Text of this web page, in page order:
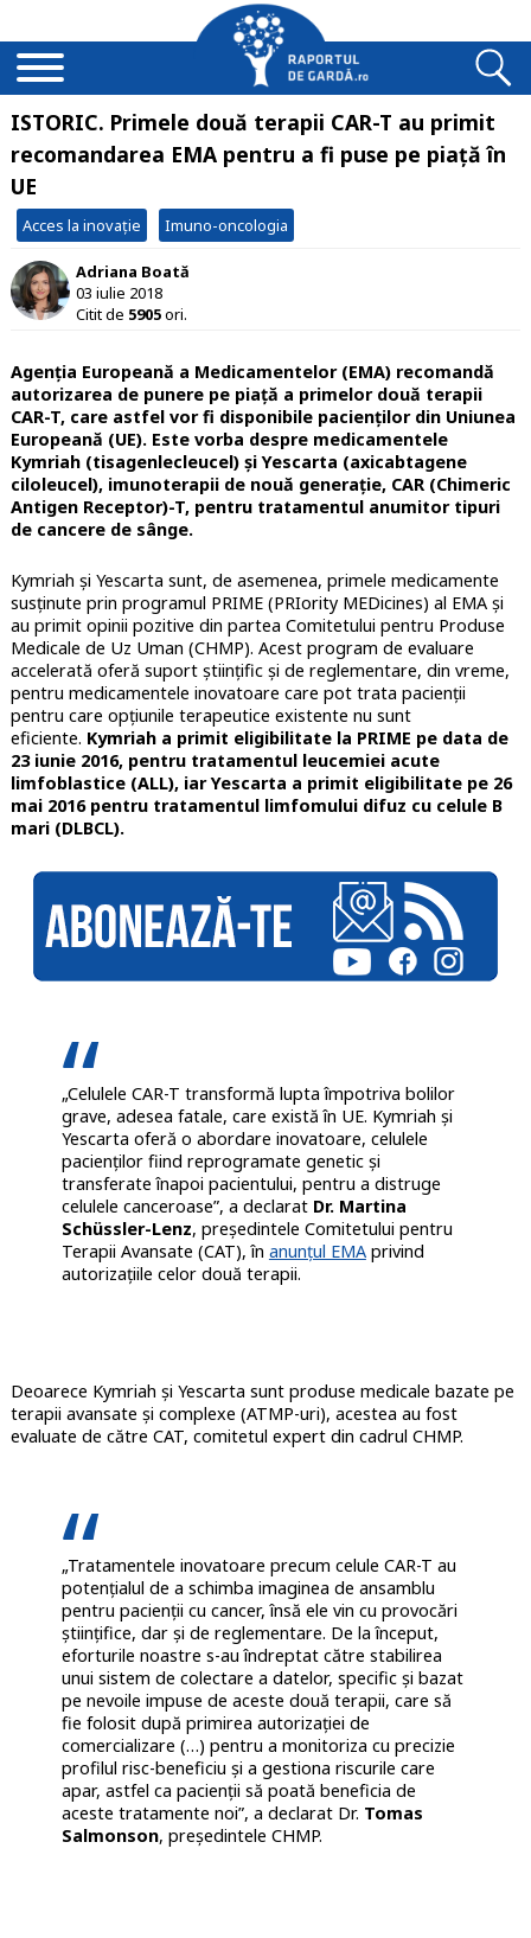
ISTORIC. Primele două terapii CAR-T au primit
recomandarea EMA pentru a fi puse pe piață în
UE
Acces la inovație Imuno-oncologia
Adriana Boată
03 iulie 2018
Citit de 5905ori.
Agenția Europeană a Medicamentelor (EMA) recomandă
autorizarea de punere pe piață a primelor două terapii
CAR-T, care astfel vor fi disponibile pacienților din Uniunea
Europeană (UE). Este vorba despre medicamentele
Kymriah (tisagenlecleucel) și Yescarta (axicabtagene
ciloleucel), imunoterapii de nouă generație, CAR (Chimeric
Antigen Receptor)-T, pentru tratamentul anumitor tipuri
de cancere de sânge.
Kymriah și Yescarta sunt, de asemenea, primele medicamente
susținute prin programul PRIME (PRIority MEDicines) al EMA și
au primit opinii pozitive din partea Comitetului pentru Produse
Medicale de Uz Uman (CHMP). Acest program de evaluare
accelerată oferă suport științific și de reglementare, din vreme,
pentru medicamentele inovatoare care pot trata pacienții
pentru care opțiunile terapeutice existente nu sunt
eficiente. Kymriah a primit eligibilitate la PRIME pe data de
23 iunie 2016, pentru tratamentul leucemiei acute
limfoblastice (ALL), iar Yescarta a primit eligibilitate pe 26
mai 2016 pentru tratamentul limfomului difuz cu celule B
mari (DLBCL).
„Celulele CAR-T transformă lupta împotriva bolilor
grave, adesea fatale, care există în UE. Kymriah și
Yescarta oferă o abordare inovatoare, celulele
pacienților fiind reprogramate genetic și
transferate înapoi pacientului, pentru a distruge
celulele canceroase”, a declarat Dr. Martina
Schüssler-Lenz, președintele Comitetului pentru
Terapii Avansate (CAT), în anunțul EMAprivind
autorizațiile celor două terapii.
Deoarece Kymriah și Yescarta sunt produse medicale bazate pe
terapii avansate și complexe (ATMP-uri), acestea au fost
evaluate de către CAT, comitetul expert din cadrul CHMP.
„Tratamentele inovatoare precum celule CAR-T au
potențialul de a schimba imaginea de ansamblu
pentru pacienții cu cancer, însă ele vin cu provocări
științifice, dar și de reglementare. De la început,
eforturile noastre s-au îndreptat către stabilirea
unui sistem de colectare a datelor, specific și bazat
pe nevoile impuse de aceste două terapii, care să
fie folosit după primirea autorizației de
comercializare (…) pentru a monitoriza cu precizie
profilul risc-beneficiu și a gestiona riscurile care
apar, astfel ca pacienții să poată beneficia de
aceste tratamente noi”, a declarat Dr. Tomas
Salmonson, președintele CHMP.